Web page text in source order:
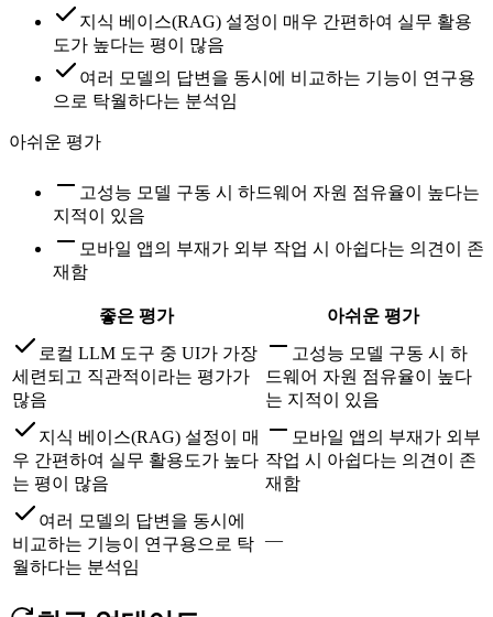
지식 베이스(RAG) 설정이 매우 간편하여 실무 활용
도가 높다는 평이 많음
여러 모델의 답변을 동시에 비교하는 기능이 연구용
으로 탁월하다는 분석임
아쉬운 평가
고성능 모델 구동 시 하드웨어 자원 점유율이 높다는
지적이 있음
모바일 앱의 부재가 외부 작업 시 아쉽다는 의견이 존
재함
좋은 평가
아쉬운 평가
로컬 LLM 도구 중 UI가 가장
세련되고 직관적이라는 평가가
많음
고성능 모델 구동 시 하
드웨어 자원 점유율이 높다
는 지적이 있음
지식 베이스(RAG) 설정이 매
우 간편하여 실무 활용도가 높다
는 평이 많음
모바일 앱의 부재가 외부
작업 시 아쉽다는 의견이 존
재함
여러 모델의 답변을 동시에
비교하는 기능이 연구용으로 탁
월하다는 분석임
—